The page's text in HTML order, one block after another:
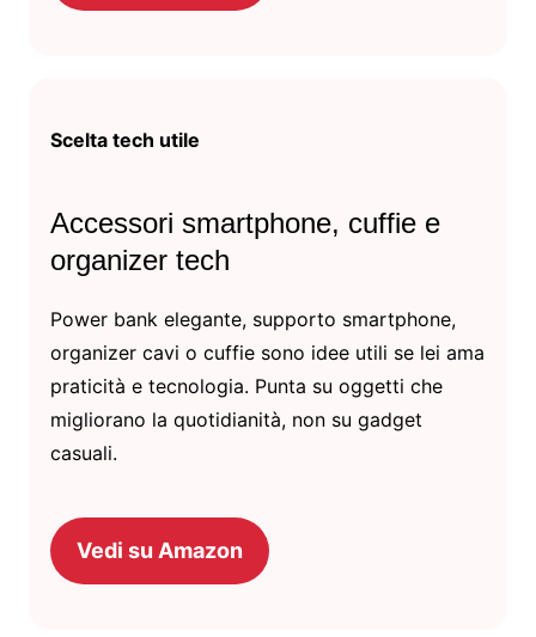
Scelta tech utile
Accessori smartphone, cuffie e
organizer tech
Power bank elegante, supporto smartphone,
organizer cavi o cuffie sono idee utili se lei ama
praticità e tecnologia. Punta su oggetti che
migliorano la quotidianità, non su gadget
casuali.
Vedi su Amazon